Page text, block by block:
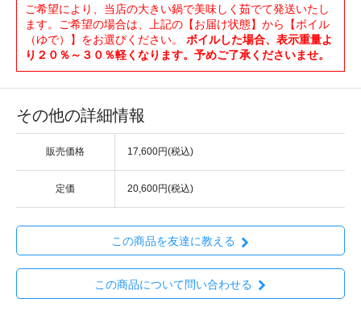
ご希望により、当店の大きい鍋で美味しく茹でて発送いたし
ます。ご希望の場合は、上記の【お届け状態】から【ボイル
（ゆで）】をお選びください。 ボイルした場合、表示重量よ
り２０％～３０％軽くなります。予めご了承くださいませ。
その他の詳細情報
販売価格 17,600円(税込)
定価 20,600円(税込)
この商品を友達に教える
この商品について問い合わせる